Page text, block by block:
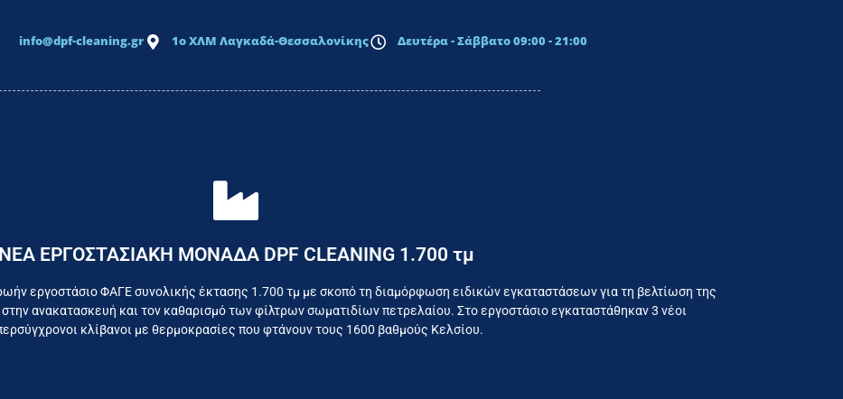
info@dpf-cleaning.gr 1ο ΧΛΜ Λαγκαδά-Θεσσαλονίκης Δευτέρα - Σάββατο 09:00 - 21:00
ΝΕΑ ΕΡΓΟΣΤΑΣΙΑΚΗ ΜΟΝΑΔΑ DPF CLEANING 1.700 τμ
εργοστάσιο ΦΑΓΕ συνολικής έκτασης 1.700 τμ με σκοπό τη διαμόρφωση ειδικών εγκαταστάσεων για τη βελτίωση της
ανακατασκευή και τον καθαρισμό των φίλτρων σωματιδίων πετρελαίου. Στο εργοστάσιο εγκαταστάθηκαν 3 νέοι
κλίβανοι με θερμοκρασίες που φτάνουν τους 1600 βαθμούς Κελσίου.
καθημερινά για το συμφέρον του τελικού καταναλωτή